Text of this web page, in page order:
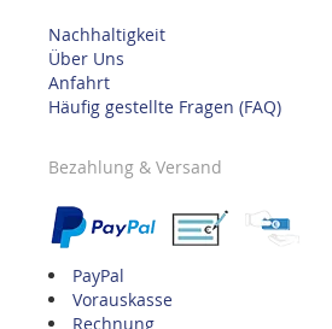
Nachhaltigkeit
Über Uns
Anfahrt
Häufig gestellte Fragen (FAQ)
Bezahlung & Versand
PayPal
Vorauskasse
Rechnung